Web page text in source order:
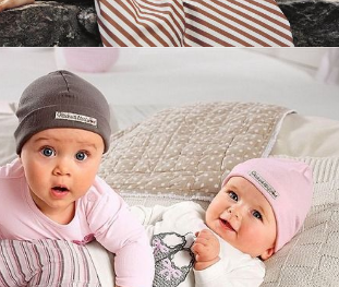
выручку интернет-
topdatop.ru на 25%!